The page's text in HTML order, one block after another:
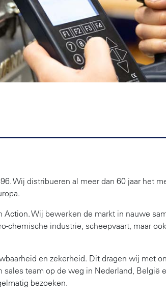
Wij distribueren al meer dan 60 jaar het
Action. Wij bewerken de markt in nauwe
industrie, scheepvaart, maar
en zekerheid. Dit dragen wij met
team op de weg in Nederland,
bezoeken.